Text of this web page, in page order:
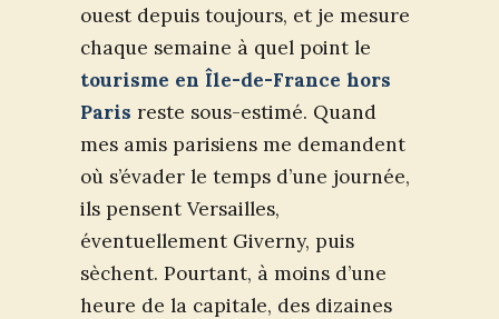
ouest depuis toujours, et je mesure
chaque semaine à quel point le
tourisme en Île-de-France hors
Paris reste sous-estimé. Quand
mes amis parisiens me demandent
où s’évader le temps d’une journée,
ils pensent Versailles,
éventuellement Giverny, puis
sèchent. Pourtant, à moins d’une
heure de la capitale, des dizaines